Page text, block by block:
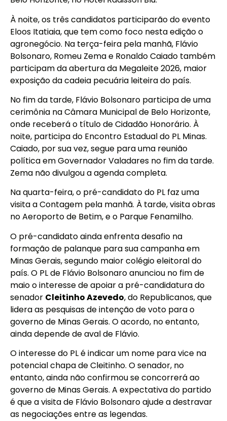
À noite, os três candidatos participarão do evento
Eloos Itatiaia, que tem como foco nesta edição o
agronegócio. Na terça-feira pela manhã, Flávio
Bolsonaro, Romeu Zema e Ronaldo Caiado também
participam da abertura da Megaleite 2026, maior
exposição da cadeia pecuária leiteira do país.
No fim da tarde, Flávio Bolsonaro participa de uma
cerimônia na Câmara Municipal de Belo Horizonte,
onde receberá o título de Cidadão Honorário. À
noite, participa do Encontro Estadual do PL Minas.
Caiado, por sua vez, segue para uma reunião
política em Governador Valadares no fim da tarde.
Zema não divulgou a agenda completa.
Na quarta-feira, o pré-candidato do PL faz uma
visita a Contagem pela manhã. À tarde, visita obras
no Aeroporto de Betim, e o Parque Fenamilho.
O pré-candidato ainda enfrenta desafio na
formação de palanque para sua campanha em
Minas Gerais, segundo maior colégio eleitoral do
país. O PL de Flávio Bolsonaro anunciou no fim de
maio o interesse de apoiar a pré-candidatura do
senador Cleitinho Azevedo, do Republicanos, que
lidera as pesquisas de intenção de voto para o
governo de Minas Gerais. O acordo, no entanto,
ainda depende de aval de Flávio.
O interesse do PL é indicar um nome para vice na
potencial chapa de Cleitinho. O senador, no
entanto, ainda não confirmou se concorrerá ao
governo de Minas Gerais. A expectativa do partido
é que a visita de Flávio Bolsonaro ajude a destravar
as negociações entre as legendas.